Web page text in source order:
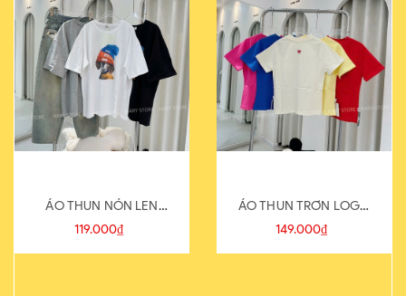
ÁO THUN NÓN LEN
821-1
119.000₫
ÁO THUN TRƠN LOGO
SAU
149.000₫